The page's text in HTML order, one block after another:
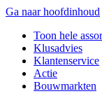
Ga naar hoofdinhoud
Toon hele
Klusadvies
Klantenservice
Actie
Bouwmarkten